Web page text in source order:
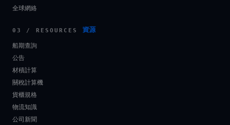
全球網絡
03 / RESOURCES 資源
船期查詢
公告
材積計算
關稅計算機
貨櫃規格
物流知識
公司新聞